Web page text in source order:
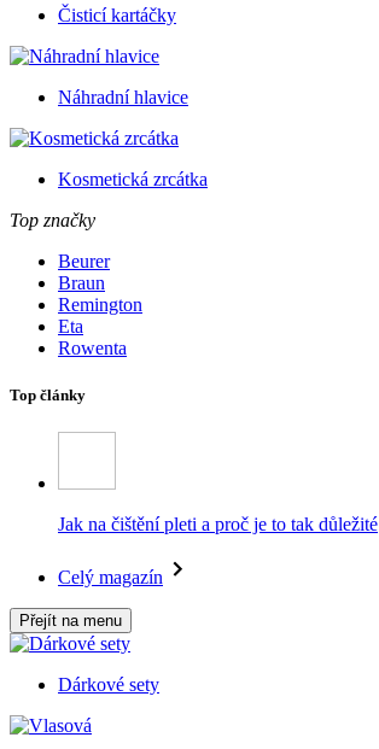
Čisticí kartáčky
Náhradní hlavice
Kosmetická zrcátka
Top značky
Beurer
Braun
Remington
Eta
Rowenta
Top články
Jak na čištění pleti a proč je to tak důležité
Celý magazín
Přejít na menu
Dárkové sety